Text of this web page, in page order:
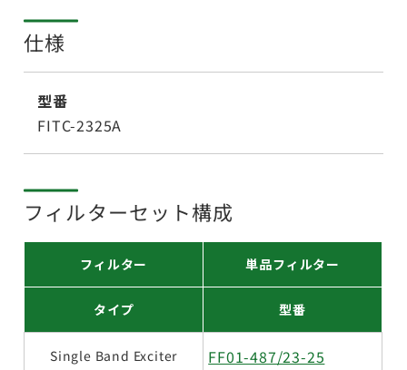
仕様
型番
FITC-2325A
フィルターセット構成
フィルター 単品フィルター
タイプ 型番
Single Band Exciter FF01-487/23-25